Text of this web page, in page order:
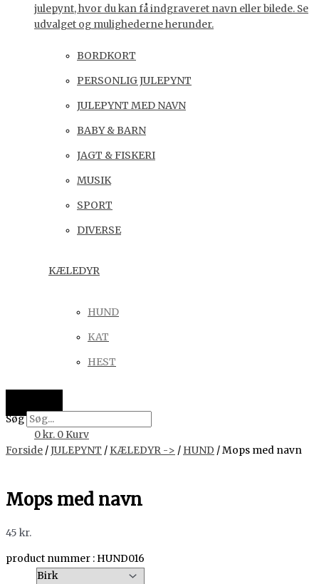
julepynt, hvor du kan få indgraveret navn eller bilede. Se
udvalget og mulighederne herunder.
BORDKORT
PERSONLIG JULEPYNT
JULEPYNT MED NAVN
BABY & BARN
JAGT & FISKERI
MUSIK
SPORT
DIVERSE
KÆLEDYR
HUND
KAT
HEST
Søg
0kr. 0 Kurv
Forside /JULEPYNT / KÆLEDYR -> / HUND / Mops med navn
Mops med navn
45 kr.
product nummer : HUND016